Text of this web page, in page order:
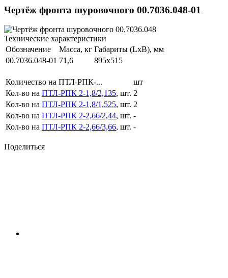
Чертёж фронта шуровочного 00.7036.048-01
Технические характеристики
Обозначение
Масса, кг Габариты (LxB), мм
00.7036.048-01 71,6 895x515
Количество на ПТЛ-РПК-...
шт
Кол-во на ПТЛ-РПК 2-1,8/2,135, шт. 2
Кол-во на ПТЛ-РПК 2-1,8/1,525, шт. 2
Кол-во на ПТЛ-РПК 2-2,66/2,44, шт. -
Кол-во на ПТЛ-РПК 2-2,66/3,66, шт. -
Поделиться